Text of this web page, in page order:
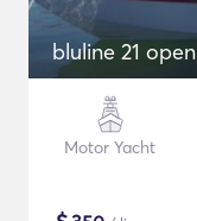
bluline 21 open
Motor Yacht